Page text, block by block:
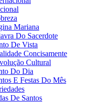
Mariana
Do Sacerdote
De Vista
Concisamente
Cultural
Do Dia
E Festas Do Mês
De Santos